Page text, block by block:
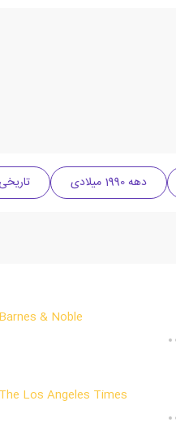
دهه 1990 میلادی تاریخی
Barnes & Noble
The Los Angeles Times